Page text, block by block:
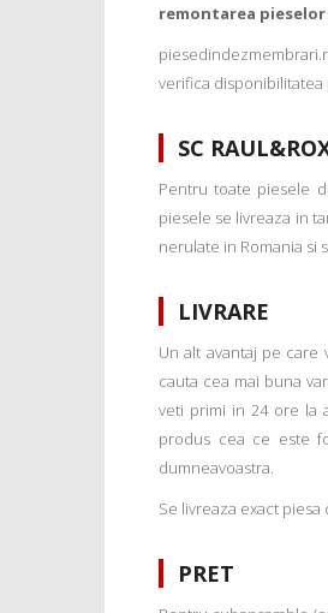
remontarea
verifica disponibilitatea
SC
Pentru toate piesele
piesele se livreaza in
nerulate in Romania
LIVRARE
Un alt avantaj pe
cauta cea mai buna
veti primi in 24 ore la
produs cea ce este
dumneavoastra.
Se livreaza exact
PRET